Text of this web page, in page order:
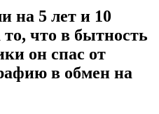
на 5 лет и 10
что в бытность
он спас от
в обмен на